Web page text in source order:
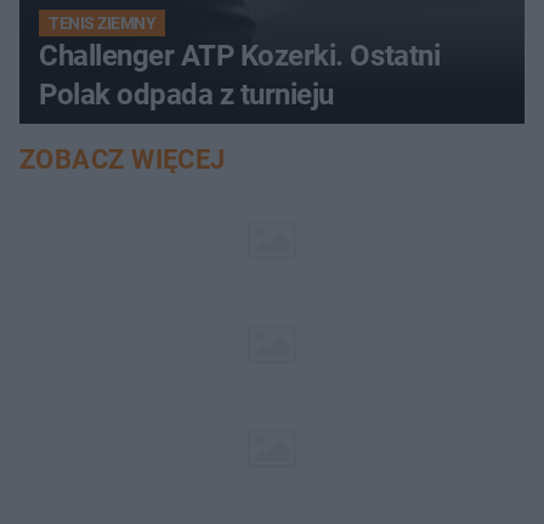
TENIS ZIEMNY
Challenger ATP Kozerki. Ostatni
Polak odpada z turnieju
ZOBACZ WIĘCEJ